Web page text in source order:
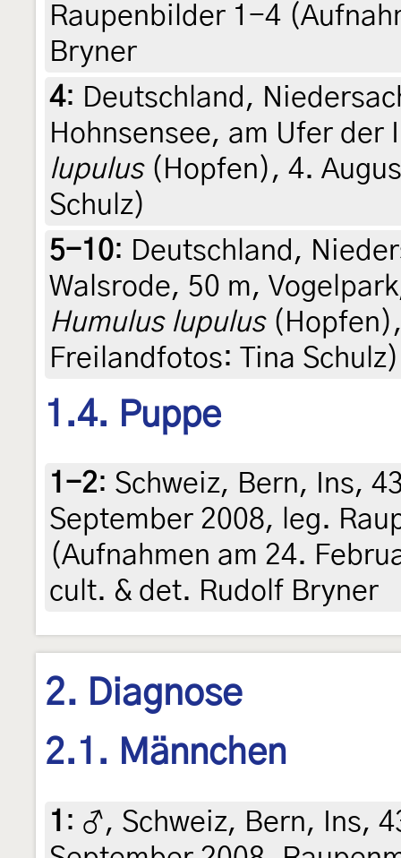
Raupenbilder 1-4
Bryner
4: Deutschland,
Hohnsensee, am Ufer
lupulus(Hopfen), 4.
Schulz)
5-10: Deutschland,
Walsrode, 50 m,
Humulus lupulus(Hopfen),
Freilandfotos: Tina Schulz)
1.4. Puppe
1-2: Schweiz, Bern, Ins,
September 2008, leg.
(Aufnahmen am 24.
cult. & det. Rudolf Bryner
2. Diagnose
2.1. Männchen
1 : ♂, Schweiz, Bern, Ins,